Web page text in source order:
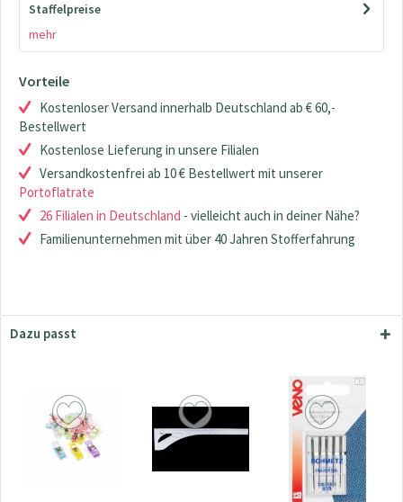
Staffelpreise
mehr
Vorteile
Kostenloser Versand innerhalb Deutschland ab € 60,-
Bestellwert
Kostenlose Lieferung in unsere Filialen
Versandkostenfrei ab 10 € Bestellwert mit unserer
Portoflatrate
26 Filialen in Deutschland - vielleicht auch in deiner Nähe?
Familienunternehmen mit über 40 Jahren Stofferfahrung
Dazu passt